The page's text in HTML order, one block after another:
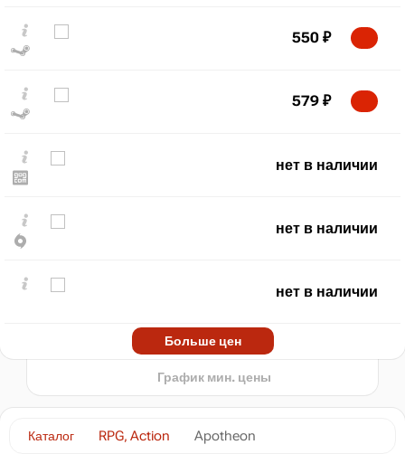
Каталог RPG, Action Apotheon
550 ₽
579 ₽
нет в наличии
нет в наличии
нет в наличии
Больше цен
2020
График мин. цены